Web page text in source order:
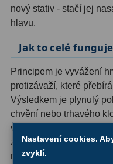
Hβ 6
Barevné66
Barlow čočky 65
Barlow 2x38
nový stativ - stačí jej
hlavu.
Jak to celé
Principem je vyvážení
protizávaží, které
Výsledkem je plynulý
chvění nebo trhavého
vznáší od objektu k
zkoušel sledovat noční
nevyvážené hlavě, jde
Nastavení cookies.
zvyklí.